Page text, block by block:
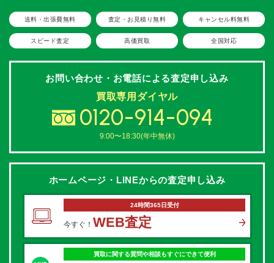
送料・出張費無料 査定・お見積り無料 キャンセル料無料
スピード査定 高価買取 全国対応
お問い合わせ・お電話による査定申し込み
買取専用ダイヤル
0120-914-094
9:00〜18:30(年中無休)
ホームページ・LINEからの査定申し込み
24時間365日受付
今すぐ！ WEB査定
買取に関する質問や相談もすぐにできて便利